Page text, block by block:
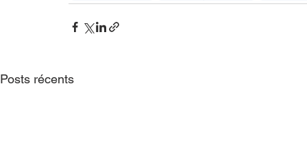
Posts récents